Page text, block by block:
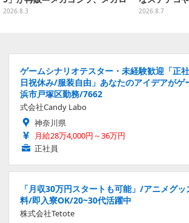
なども揃った全4種
2026.8.3
2026.8.7
ゲームシナリオテスター・未経験歓迎「正
日祝休み/服装自由」あなたのアイデアがゲ
浜市戸塚区勤務/7662
式会社Candy Labo
神奈川県
月給28万4,000円～36万円
正社員
「月収30万円スタートも可能」/アニメグ
料/即入寮OK/20~30代活躍中
株式会社Tetote